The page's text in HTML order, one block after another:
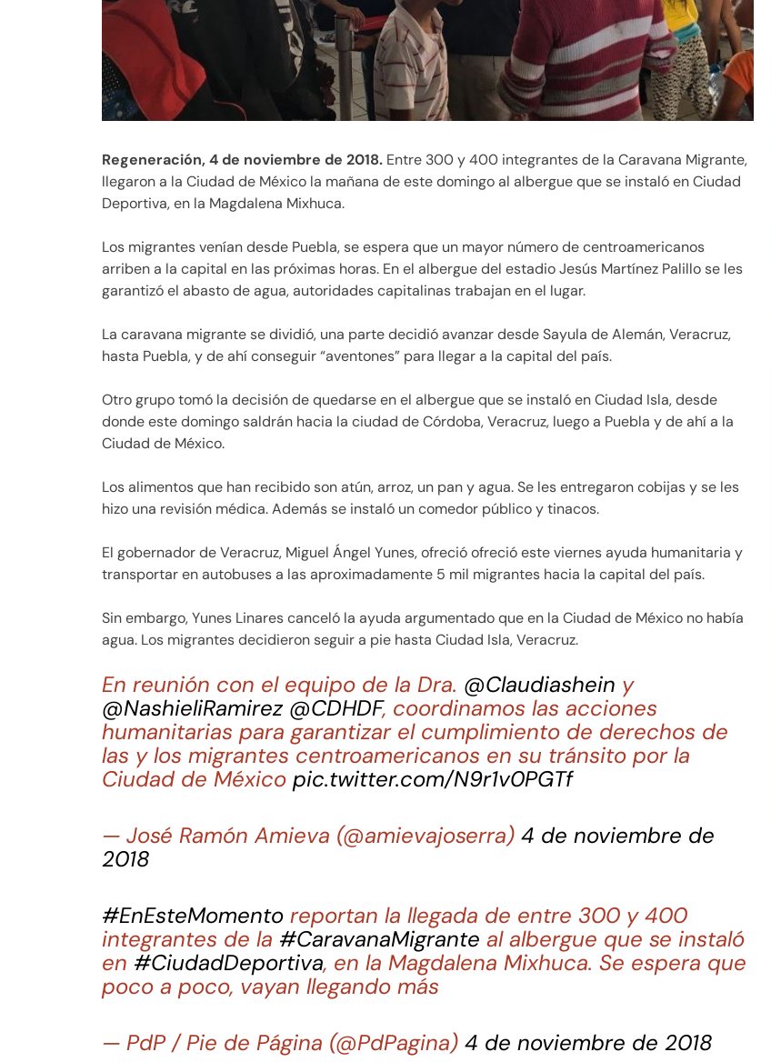
Regeneración, 4 de noviembre de 2018. Entre 300 y 400 integrantes de la Caravana Migrante,
llegaron a la Ciudad de México la mañana de este domingo al albergue que se instaló en Ciudad
Deportiva, en la Magdalena Mixhuca.
Los migrantes venían desde Puebla, se espera que un mayor número de centroamericanos
arriben a la capital en las próximas horas. En el albergue del estadio Jesús Martínez Palillo se les
garantizó el abasto de agua, autoridades capitalinas trabajan en el lugar.
La caravana migrante se dividió, una parte decidió avanzar desde Sayula de Alemán, Veracruz,
hasta Puebla, y de ahí conseguir “aventones” para llegar a la capital del país.
Otro grupo tomó la decisión de quedarse en el albergue que se instaló en Ciudad Isla, desde
donde este domingo saldrán hacia la ciudad de Córdoba, Veracruz, luego a Puebla y de ahí a la
Ciudad de México.
Los alimentos que han recibido son atún, arroz, un pan y agua. Se les entregaron cobijas y se les
hizo una revisión médica. Además se instaló un comedor público y tinacos.
El gobernador de Veracruz, Miguel Ángel Yunes, ofreció ofreció este viernes ayuda humanitaria y
transportar en autobuses a las aproximadamente 5 mil migrantes hacia la capital del país.
Sin embargo, Yunes Linares canceló la ayuda argumentado que en la Ciudad de México no había
agua. Los migrantes decidieron seguir a pie hasta Ciudad Isla, Veracruz.
En reunión con el equipo de la Dra. @Claudiashein y
@NashieliRamirez @CDHDF, coordinamos las acciones
humanitarias para garantizar el cumplimiento de derechos de
las y los migrantes centroamericanos en su tránsito por la
Ciudad de México pic.twitter.com/N9r1v0PGTf
— José Ramón Amieva (@amievajoserra) 4 de noviembre de
2018
#EnEsteMomento reportan la llegada de entre 300 y 400
integrantes de la #CaravanaMigrante al albergue que se instaló
en #CiudadDeportiva, en la Magdalena Mixhuca. Se espera que
poco a poco, vayan llegando más
— PdP / Pie de Página (@PdPagina) 4 de noviembre de 2018